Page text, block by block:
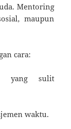
Mentoring
maupun
cara:
yang sulit
waktu.